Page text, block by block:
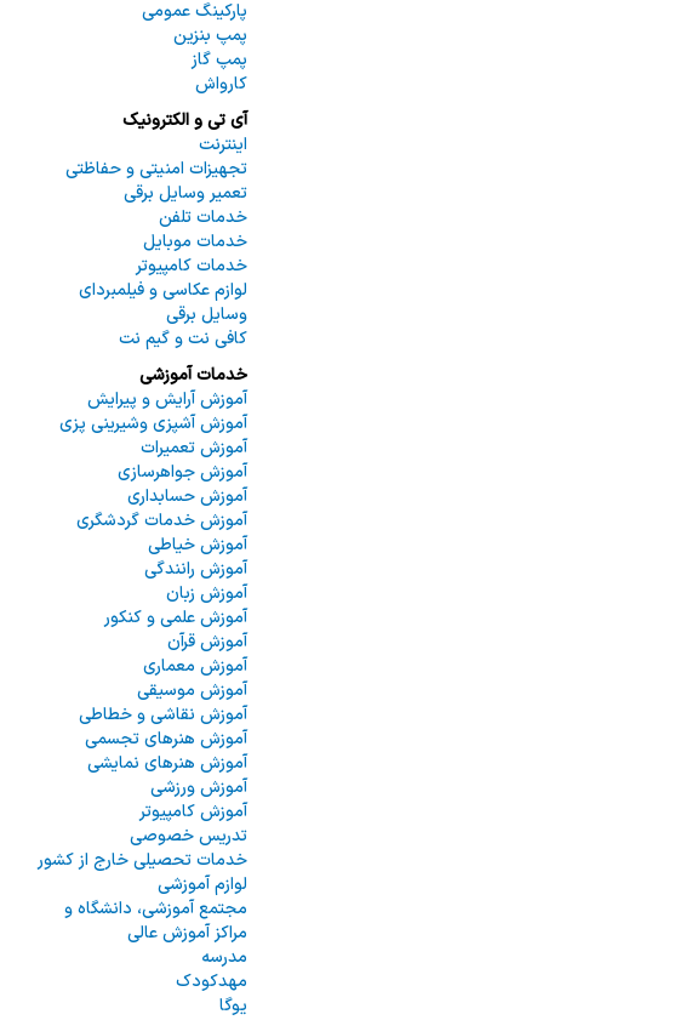
پارکینگ عمومی
پمپ بنزین
پمپ گاز
کارواش
آی تی و الکترونیک
اینترنت
تجهیزات امنیتی و حفاظتی
تعمیر وسایل برقی
خدمات تلفن
خدمات موبایل
خدمات کامپیوتر
لوازم عکاسی و فیلمبردای
وسایل برقی
کافی نت و گیم نت
خدمات آموزشی
آموزش آرایش و پیرایش
آموزش آشپزی وشیرینی پزی
آموزش تعمیرات
آموزش جواهرسازی
آموزش حسابداری
آموزش خدمات گردشگری
آموزش خیاطی
آموزش رانندگی
آموزش زبان
آموزش علمی و کنکور
آموزش قرآن
آموزش معماری
آموزش موسیقی
آموزش نقاشی و خطاطی
آموزش هنرهای تجسمی
آموزش هنرهای نمایشی
آموزش ورزشی
آموزش کامپیوتر
تدریس خصوصی
خدمات تحصیلی خارج از کشور
لوازم آموزشی
مجتمع آموزشی، دانشگاه و
مراکز آموزش عالی
مدرسه
مهدکودک
یوگا